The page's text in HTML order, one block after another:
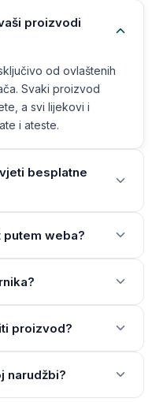
proizvodi
od ovlaštenih
Svaki proizvod
a svi lijekovi i
i ateste.
besplatne
weba?
proizvod?
narudžbi?